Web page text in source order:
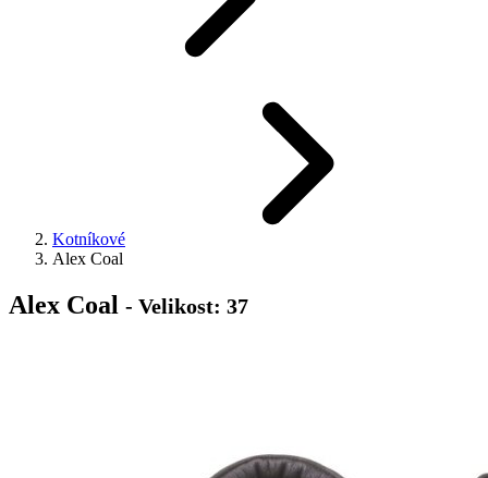
Kotníkové
Alex Coal
Alex Coal - Velikost: 37